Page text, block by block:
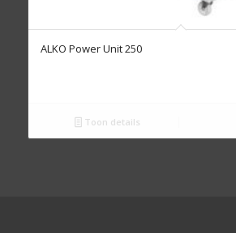
ALKO Power Unit 250
Toon details